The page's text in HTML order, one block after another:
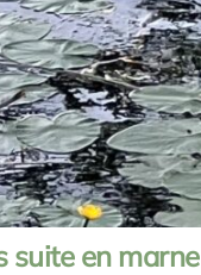
suite en marne